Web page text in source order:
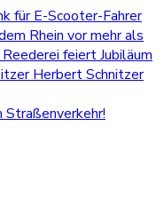
für E-Scooter-Fahrer
Rhein vor mehr als
feiert Jubiläum
Herbert Schnitzer
Straßenverkehr!